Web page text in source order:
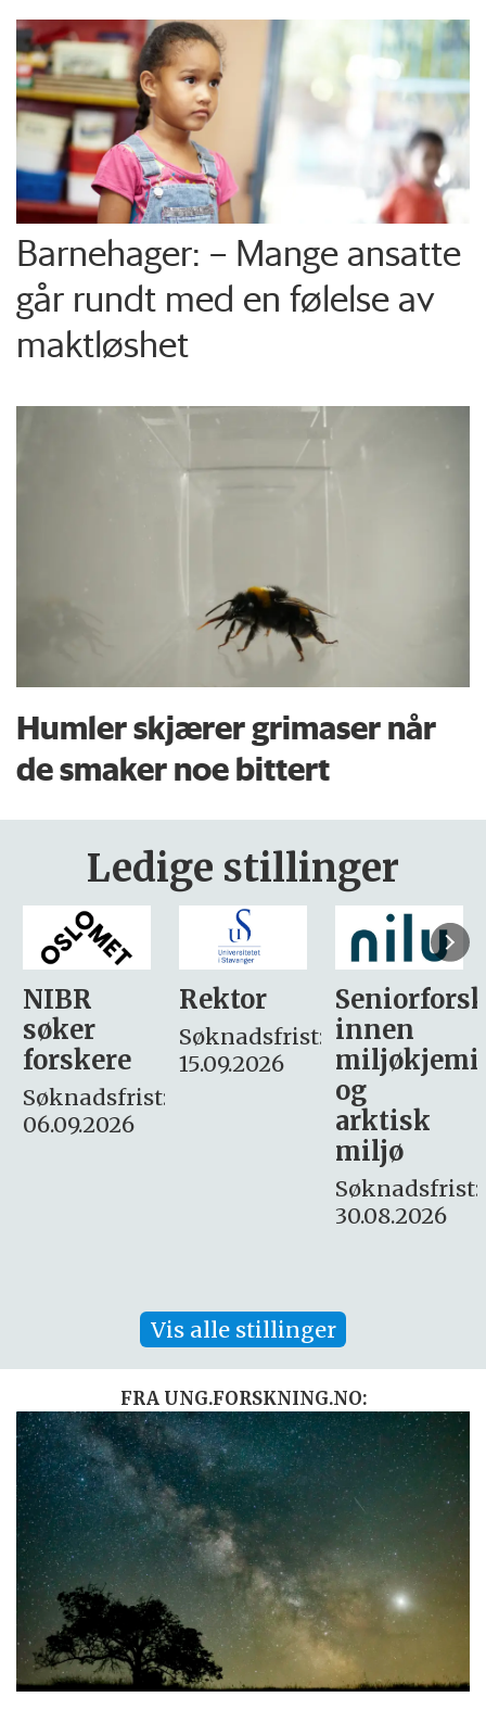
Barnehager: – Mange ansatte
går rundt med en følelse av
maktløshet
Humler skjærer grimaser når
de smaker noe bittert
Ledige stillinger
Rektor
Søknadsfrist:
15.09.2026
Seniorforsker
innen
miljøkjemi
søker
– fast
Søknadsfrist:
16. august.
Vis alle stillinger
FRA UNG.FORSKNING.NO: